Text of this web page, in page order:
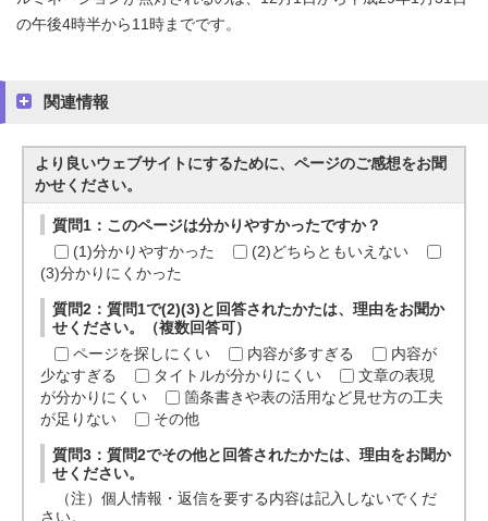
の午後4時半から11時までです。
関連情報
より良いウェブサイトにするために、ページのご感想をお聞
かせください。
質問1：このページは分かりやすかったですか？
(1)分かりやすかった
(2)どちらともいえない
(3)分かりにくかった
質問2：質問1で(2)(3)と回答されたかたは、理由をお聞か
せください。（複数回答可）
ページを探しにくい
内容が多すぎる
内容が
少なすぎる
タイトルが分かりにくい
文章の表現
が分かりにくい
箇条書きや表の活用など見せ方の工夫
が足りない
その他
質問3：質問2でその他と回答されたかたは、理由をお聞か
せください。
（注）個人情報・返信を要する内容は記入しないでくだ
さい。